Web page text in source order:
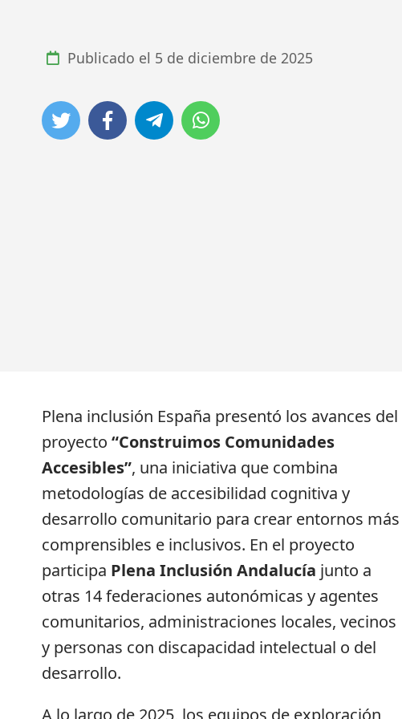
Publicado el 5 de diciembre de 2025
Plena inclusión España presentó los avances del
proyecto “Construimos Comunidades
Accesibles”, una iniciativa que combina
metodologías de accesibilidad cognitiva y
desarrollo comunitario para crear entornos más
comprensibles e inclusivos. En el proyecto
participa Plena Inclusión Andalucía junto a
otras 14 federaciones autonómicas y agentes
comunitarios, administraciones locales, vecinos
y personas con discapacidad intelectual o del
desarrollo.
A lo largo de 2025, los equipos de exploración